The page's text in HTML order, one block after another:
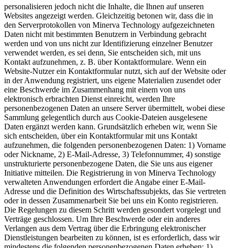
personalisieren jedoch nicht die Inhalte, die Ihnen auf unseren
Websites angezeigt werden. Gleichzeitig betonen wir, dass die in
den Serverprotokollen von Minerva Technology aufgezeichneten
Daten nicht mit bestimmten Benutzern in Verbindung gebracht
werden und von uns nicht zur Identifizierung einzelner Benutzer
verwendet werden, es sei denn, Sie entscheiden sich, mit uns
Kontakt aufzunehmen, z. B. über Kontaktformulare. Wenn ein
Website-Nutzer ein Kontaktformular nutzt, sich auf der Website oder
in der Anwendung registriert, uns eigene Materialien zusendet oder
eine Beschwerde im Zusammenhang mit einem von uns
elektronisch erbrachten Dienst einreicht, werden Ihre
personenbezogenen Daten an unsere Server übermittelt, wobei diese
Sammlung gelegentlich durch aus Cookie-Dateien ausgelesene
Daten ergänzt werden kann. Grundsätzlich erheben wir, wenn Sie
sich entscheiden, über ein Kontaktformular mit uns Kontakt
aufzunehmen, die folgenden personenbezogenen Daten: 1) Vorname
oder Nickname, 2) E-Mail-Adresse, 3) Telefonnummer, 4) sonstige
unstrukturierte personenbezogene Daten, die Sie uns aus eigener
Initiative mitteilen. Die Registrierung in von Minerva Technology
verwalteten Anwendungen erfordert die Angabe einer E-Mail-
Adresse und die Definition des Wirtschaftssubjekts, das Sie vertreten
oder in dessen Zusammenarbeit Sie bei uns ein Konto registrieren.
Die Regelungen zu diesem Schritt werden gesondert vorgelegt und
Verträge geschlossen. Um Ihre Beschwerde oder ein anderes
Verlangen aus dem Vertrag über die Erbringung elektronischer
Dienstleistungen bearbeiten zu können, ist es erforderlich, dass wir